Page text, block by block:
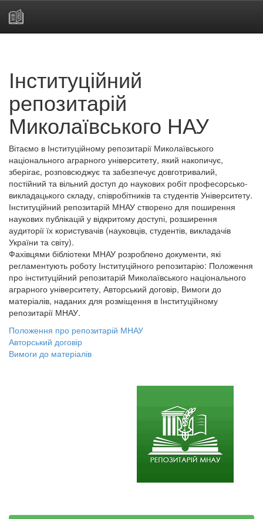
Інституційний
репозитарій
Миколаївського НАУ
Вітаємо в Інституційному репозитарії Миколаївського
національного аграрного університету, який накопичує,
зберігає, розповсюджує та забезпечує довготривалий,
постійний та вільний доступ до наукових робіт професорсько-
викладацького складу, співробітників та студентів Університету.
Інституційний репозитарій МНАУ створено для поширення
наукових публікацій у відкритому доступі, розширення
аудиторії їх користувачів (науковців, студентів, викладачів
України та світу).
Фахівцями бібліотеки МНАУ розроблено документи, які
регламентують роботу Інституційного репозитарію: Положення
про інституційний репозитарій Миколаївського національного
аграрного університету, Авторський договір, Вимоги до
матеріалів, наданих для розміщення в Інституційному
репозитарії МНАУ.
Положення про репозитарій МНАУ
Авторський договір
Вимоги до матеріалів